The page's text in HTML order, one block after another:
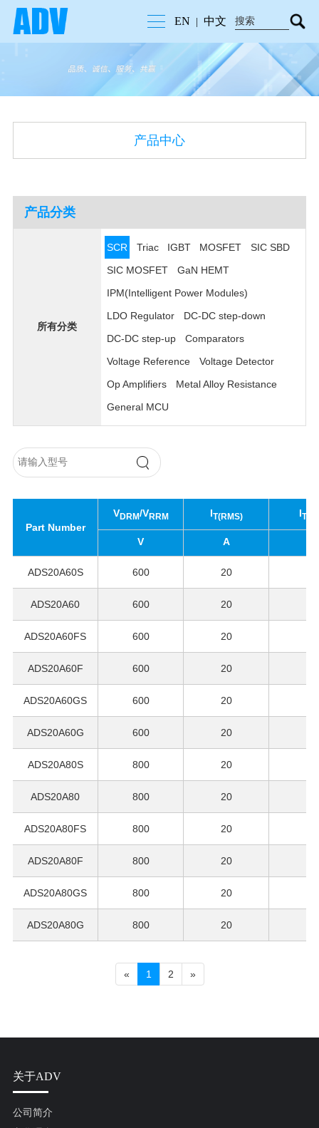
EN 中文
产品中心
产品分类
所有分类
SCR Triac IGBT MOSFET
SIC SBD
SIC MOSFET
GaN HEMT
IPM(Intelligent Power Modules)
LDO Regulator
DC-DC step-down
DC-DC step-up
Comparators
Voltage Reference
Voltage Detector
Op Amplifiers
Metal Alloy Resistance
General MCU
Part Number
VDRM/VRRM
V
IT(RMS)
A
I
ADS20A60S 600 20
ADS20A60 600 20
ADS20A60FS 600 20
ADS20A60F 600 20
ADS20A60GS 600 20
ADS20A60G 600 20
ADS20A80S 800 20
ADS20A80 800 20
ADS20A80FS 800 20
ADS20A80F 800 20
ADS20A80GS 800 20
ADS20A80G 800 20
« 1 2 »
关于ADV
公司简介